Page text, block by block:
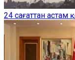
24 сағаттан